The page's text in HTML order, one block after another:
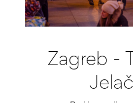
Zagreb -